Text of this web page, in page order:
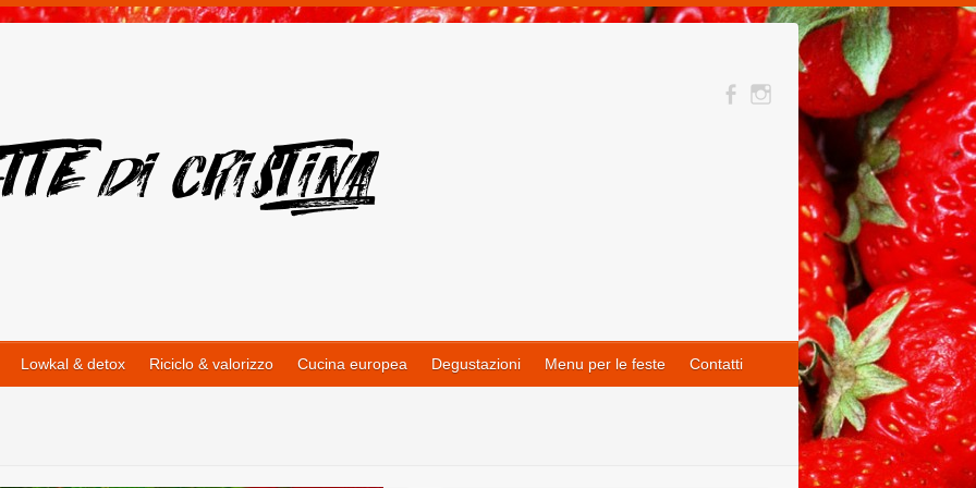
Lowkal & detox Riciclo & valorizzo Cucina europea Degustazioni Menu per le feste Contatti